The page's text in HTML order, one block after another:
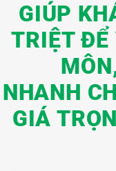
GIÚP
TRIỆT
NHANH
GIÁ